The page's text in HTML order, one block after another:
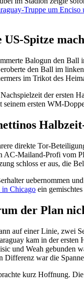
Truppe um Enciso
Spitze
Balogun den
den Ball im
im Trikot des
der ersten
ersten WM-
direkte Tor-
AC-Mailand-Profi vom
schloss er aus, die
uebernommen
in Chicago ein
der Plan
auf einer Linie, zwei
kam in der
und Weah gebunden
war die
kurz Hoffnung.